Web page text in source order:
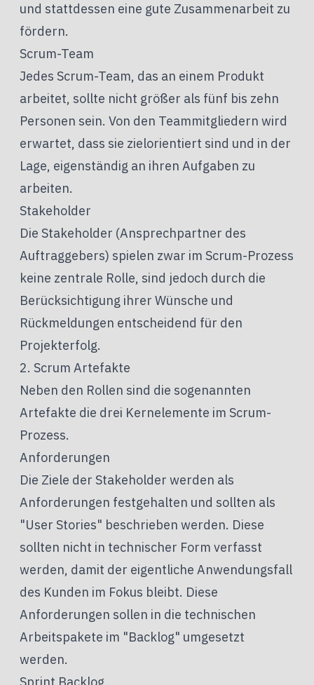
und stattdessen eine gute Zusammenarbeit zu
fördern.
Scrum-Team
Jedes Scrum-Team, das an einem Produkt
arbeitet, sollte nicht größer als fünf bis zehn
Personen sein. Von den Team­mit­gliedern wird
erwartet, dass sie zielorientiert sind und in der
Lage, eigenständig an ihren Aufgaben zu
arbeiten.
Stakeholder
Die Stakeholder (Ansprechpartner des
Auftraggebers) spielen zwar im Scrum-Prozess
keine zentrale Rolle, sind jedoch durch die
Berücksichtigung ihrer Wünsche und
Rückmeldungen entscheidend für den
Projekterfolg.
2. Scrum Artefakte
Neben den Rollen sind die sogenannten
Artefakte die drei Kernelemente im Scrum-
Prozess.
Anforderungen
Die Ziele der Stakeholder werden als
Anforderungen festgehalten und sollten als
"User Stories" beschrieben werden. Diese
sollten nicht in technischer Form verfasst
werden, damit der eigentliche Anwendungsfall
des Kunden im Fokus bleibt. Diese
Anforderungen sollen in die technischen
Arbeitspakete im "Backlog" umgesetzt
werden.